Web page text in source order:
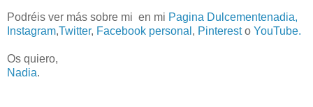
Podréis ver más sobre mi en mi Pagina Dulcementenadia,
Instagram,Twitter, Facebook personal , Pinteresto YouTube.
Os quiero,
Nadia.